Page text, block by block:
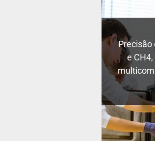
Precisão
e